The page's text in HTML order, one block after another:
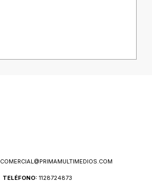
COMERCIAL@PRIMAMULTIMEDIOS.COM
TELÉFONO: 1128724873